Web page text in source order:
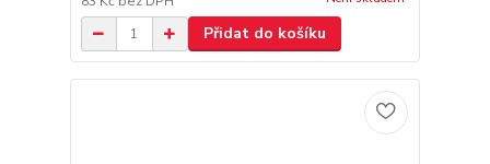
Přidat do košíku